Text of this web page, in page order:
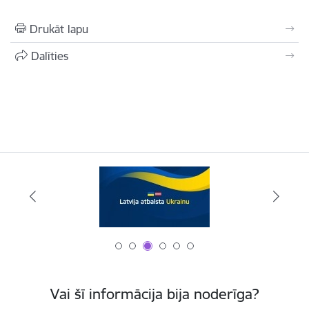
Drukāt lapu
Dalīties
Vai šī informācija bija noderīga?